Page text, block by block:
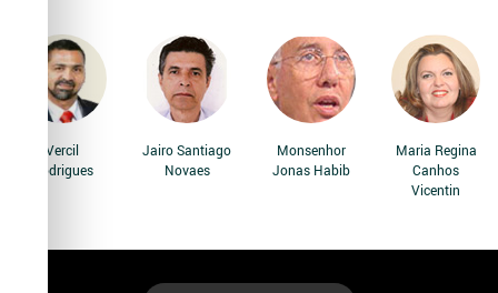
Vercil
Rodrigues
Jairo Santiago
Novaes
Monsenhor
Jonas Habib
Maria Regina
Canhos
Vicentin